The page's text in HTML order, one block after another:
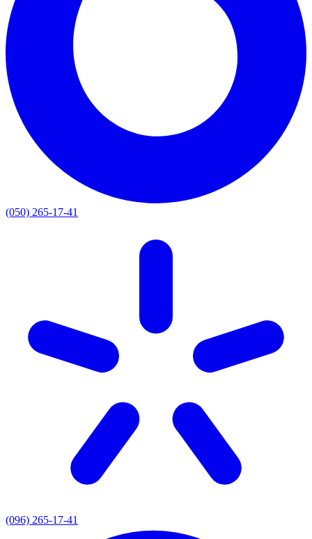
(050) 265-17-41
(096) 265-17-41